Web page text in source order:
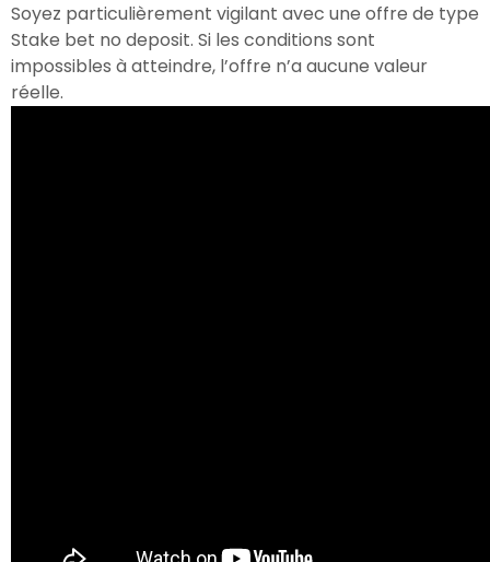
Soyez particulièrement vigilant avec une offre de type
Stake bet no deposit. Si les conditions sont
impossibles à atteindre, l’offre n’a aucune valeur
réelle.